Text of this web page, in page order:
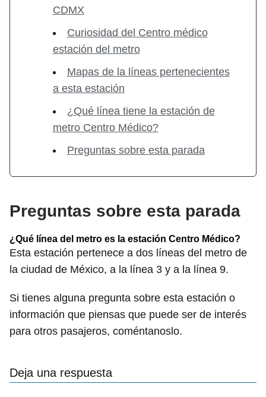
CDMX
Curiosidad del Centro médico
estación del metro
Mapas de la líneas pertenecientes
a esta estación
¿Qué línea tiene la estación de
metro Centro Médico?
Preguntas sobre esta parada
Preguntas sobre esta parada
¿Qué línea del metro es la estación Centro Médico?
Esta estación pertenece a dos líneas del metro de
la ciudad de México, a la línea 3 y a la línea 9.
Si tienes alguna pregunta sobre esta estación o
información que piensas que puede ser de interés
para otros pasajeros, coméntanoslo.
Deja una respuesta